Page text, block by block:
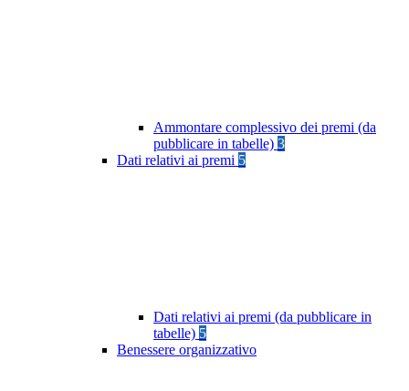
Ammontare complessivo dei premi (da
pubblicare in tabelle) 3
Dati relativi ai premi 5
Dati relativi ai premi (da pubblicare in
tabelle) 5
Benessere organizzativo